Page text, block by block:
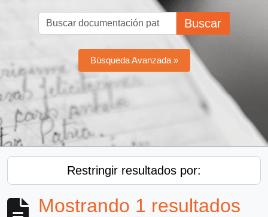
Buscar
Búsqueda Avanzada »
Restringir resultados por:
Mostrando 1 resultados